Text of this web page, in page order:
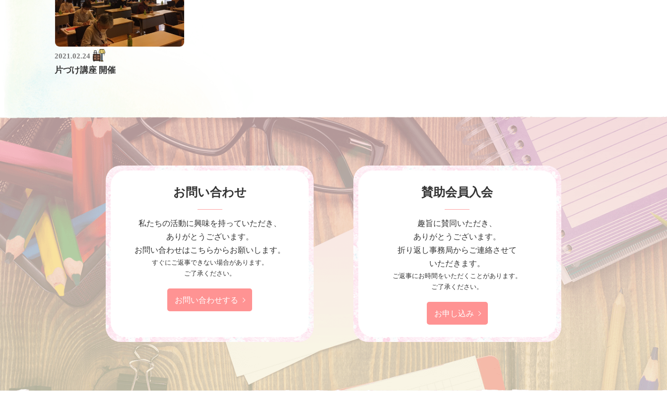
2021.02.24
片づけ講座 開催
お問い合わせ
私たちの活動に興味を持っていただき、
ありがとうございます。
お問い合わせはこちらからお願いします。
すぐにご返事できない場合があります。
ご了承ください。
お問い合わせする
賛助会員入会
趣旨に賛同いただき、
ありがとうございます。
折り返し事務局からご連絡させて
いただきます。
ご返事にお時間をいただくことがあります。
ご了承ください。
お申し込み